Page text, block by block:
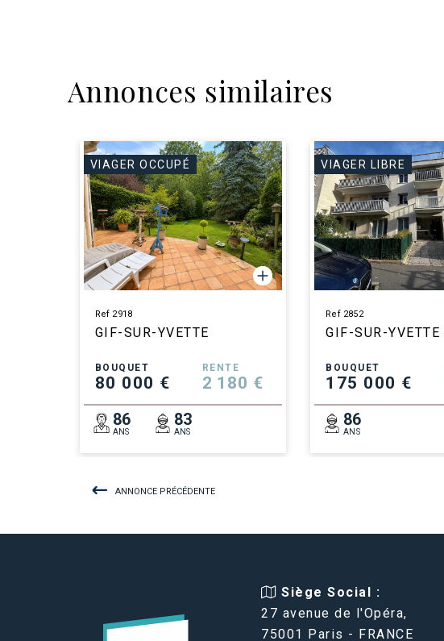
Annonces similaires
VIAGER OCCUPÉ
Ref 2918
GIF-SUR-YVETTE
BOUQUET
80 000 €
RENTE
2 180 €
86
ANS
83
ANS
VIAGER LIBRE
Ref 2852
GIF-SUR-YVETTE
BOUQUET
175 000 €
86
ANS
ANNONCE PRÉCÉDENTE
Siège Social :
27 avenue de l'Opéra,
75001 Paris - FRANCE